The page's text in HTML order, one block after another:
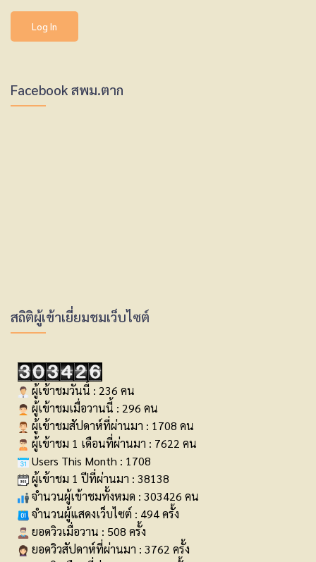
Facebook สพม.ตาก
สถิติผู้เข้าเยี่ยมชมเว็บไซต์
ผู้เข้าชมวันนี้ : 236 คน
ผู้เข้าชมเมื่อวานนี้ : 296 คน
ผู้เข้าชมสัปดาห์ที่ผ่านมา : 1708 คน
ผู้เข้าชม 1 เดือนที่ผ่านมา : 7622 คน
Users This Month : 1708
ผู้เข้าชม 1 ปีที่ผ่านมา : 38138
จำนวนผู้เข้าชมทั้งหมด : 303426 คน
จำนวนผู้แสดงเว็บไซต์ : 494 ครั้ง
ยอดวิวเมื่อวาน : 508 ครั้ง
ยอดวิวสัปดาห์ที่ผ่านมา : 3762 ครั้ง